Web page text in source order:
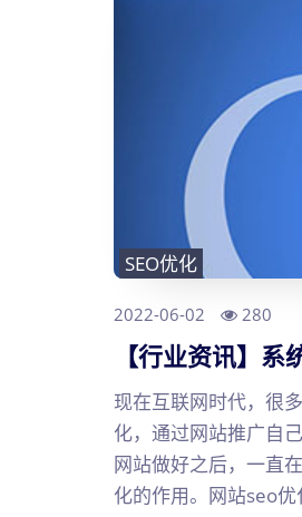
SEO优化
2022-06-02 280
【行业资讯】
现在互联网时代，很
化，通过网站推广自
网站做好之后，一直
化的作用。网站seo